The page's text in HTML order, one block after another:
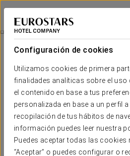
Configuración de cookies
Utilizamos cookies de primera
finalidades analíticas sobre el uso
el contenido en base a tus
personalizada en base a un perfil
recopilación de tus hábitos de
información puedes leer nuestra
Puedes aceptar todas las cookies
“Aceptar” o puedes configurar o
Eurostars Madrid Congress
MADRID - ALCOBENDAS
Habitaciones
Habitaciones
El confort y descanso
ElEurostars Madrid Congress
luminosas habitaciones dotadas
para que disfrutes al máximo de
cuentan con un diseño único,
tonos neutros, para crear un
y al relax.